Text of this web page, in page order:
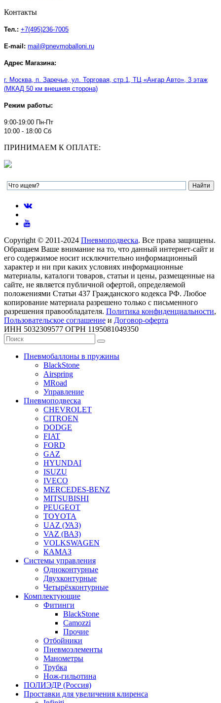
Контакты
Тел.: +7(495)236-7005
E-mail: mail@pnevmoballoni.ru
Адрес Магазина:
г. Москва, п. Заречье, ул. Торговая, стр.1, ТЦ «Ангар Авто» , 3 этаж
(МКАД 50 км внешняя сторона)
Режим работы:
9:00-19:00 Пн-Пт
10:00 - 18:00 Сб
ПРИНИМАЕМ К ОПЛАТЕ:
Copyright © 2011-2024 Пневмоподвеска. Все права защищены.
Обращаем Ваше внимание на то, что данный интернет-сайт и
его содержимое носит исключительно информационный
характер и ни при каких условиях информационные
материалы, каталоги товаров, статьи и цены, размещенные на
сайте, не является публичной офертой, определяемой
положениями Статьи 437 Гражданского кодекса РФ. Любое
копирование материала разрешено только с письменного
разрешения правообладателя. Политика конфиденциальности,
Пользовательское соглашение и Договор-оферта
ИНН 5032309577 ОГРН 1195081049350
Пневмобаллоны в пружины
BlackStone
Airspring
MRoad
Управление
Пневмоподвеска
CHEVROLET
CITROEN
DODGE
FIAT
FORD
GAZ
HYUNDAI
ISUZU
IVECO
MERCEDES-BENZ
MITSUBISHI
PEUGEOT
TOYOTA
UAZ (УАЗ)
VAZ (ВАЗ)
VOLKSWAGEN
КАМАЗ
Системы управления
Одноконтурные
Двухконтурные
Четырёхконтурные
Комплектующие
Фитинги
BlackStone
Camozzi
Прочие
Отбойники
Пневмоэлементы
Манометры
Трубка
Нож-гильотина
ПОЛИЭДР (Россия)
Проставки для увеличения клиренса